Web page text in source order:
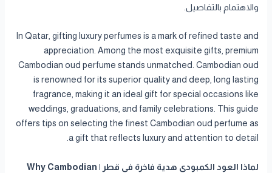
والاهتمام بالتفاصيل.
In Qatar, gifting luxury perfumes is a mark of refined taste and
appreciation. Among the most exquisite gifts, premium
Cambodian oud perfume stands unmatched. Cambodian oud
is renowned for its superior quality and deep, long lasting
fragrance, making it an ideal gift for special occasions like
weddings, graduations, and family celebrations. This guide
offers tips on selecting the finest Cambodian oud perfume as
a gift that reflects luxury and attention to detail.
لماذا العود الكمبودي هدية فاخرة في قطر | Why Cambodian